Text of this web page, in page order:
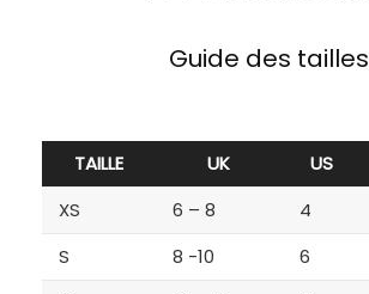
Guide des tailles
TAILLE UK US
XS
6 – 8 4
S
8 -10 6